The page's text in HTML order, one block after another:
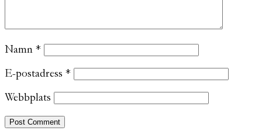
Namn *
E-postadress *
Webbplats